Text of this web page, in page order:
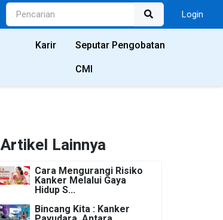
Login
Karir Seputar Pengobatan
CMI
Artikel Lainnya
Cara Mengurangi Risiko
Kanker Melalui Gaya
Hidup S...
Bincang Kita : Kanker